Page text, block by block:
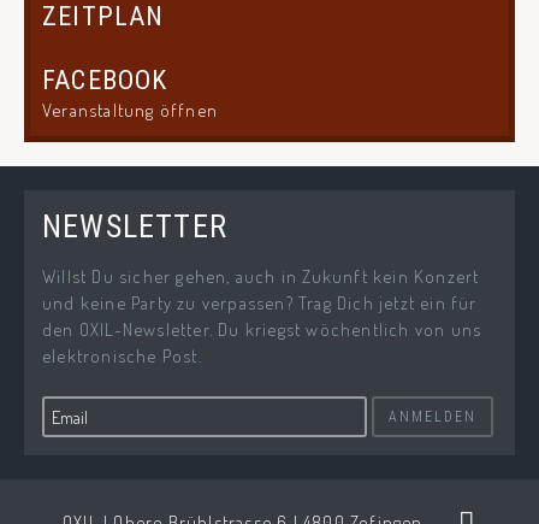
ZEITPLAN
FACEBOOK
Veranstaltung öffnen
NEWSLETTER
Willst Du sicher gehen, auch in Zukunft kein Konzert
und keine Party zu verpassen? Trag Dich jetzt ein für
den OXIL-Newsletter. Du kriegst wöchentlich von uns
elektronische Post.
ANMELDEN